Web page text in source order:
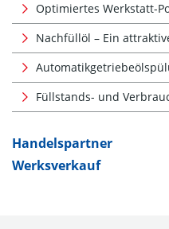
Optimiertes Werkstatt-
Nachfüllöl – Ein
Füllstands- und
Handelspartner
Werksverkauf